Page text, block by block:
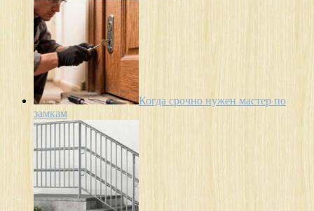
Когда срочно нужен мастер по
замкам